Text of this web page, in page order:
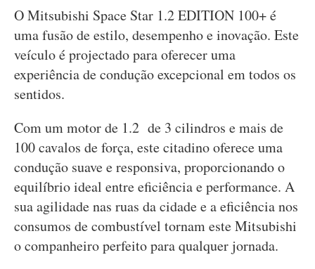
O Mitsubishi Space Star 1.2 EDITION 100+ é
uma fusão de estilo, desempenho e inovação. Este
veículo é projectado para oferecer uma
experiência de condução excepcional em todos os
sentidos.
Com um motor de 1.2 de 3 cilindros e mais de
100 cavalos de força, este citadino oferece uma
condução suave e responsiva, proporcionando o
equilíbrio ideal entre eficiência e performance. A
sua agilidade nas ruas da cidade e a eficiência nos
consumos de combustível tornam este Mitsubishi
o companheiro perfeito para qualquer jornada.